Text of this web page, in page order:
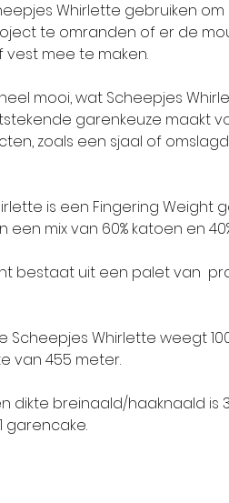
Whirlette gebruiken
te omranden of er de
vest mee te maken.
mooi, wat Scheepjes
garenkeuze maakt
zoals een sjaal of
is een Fingering Weight
een mix van 60% katoen en
bestaat uit een palet van
Scheepjes Whirlette weegt
van 455 meter.
dikte breinaald/haaknaald is
garencake.